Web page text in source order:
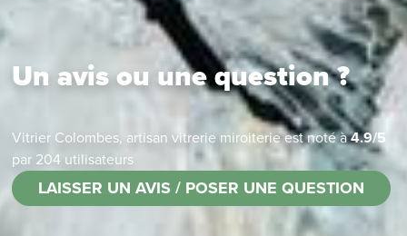
Un avis ou une question ?
Vitrier Colombes, artisan vitrerie miroiterieest noté à4.9/5
par 204 utilisateurs
LAISSER UN AVIS / POSER UNE QUESTION